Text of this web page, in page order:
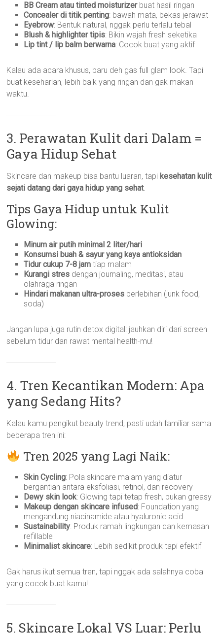
BB Cream atau tinted moisturizerbuat hasil ringan
Concealer di titik penting: bawah mata, bekas jerawat
Eyebrow: Bentuk natural, nggak perlu terlalu tebal
Blush & highlighter tipis: Bikin wajah fresh seketika
Lip tint / lip balm berwarna: Cocok buat yang aktif
Kalau ada acara khusus, baru deh gas full glam look. Tapi
buat keseharian, lebih baik yang ringan dan gak makan
waktu.
3. Perawatan Kulit dari Dalam =
Gaya Hidup Sehat
Skincare dan makeup bisa bantu luaran, tapi kesehatan kulit
sejati datang dari gaya hidup yang sehat.
Tips Gaya Hidup untuk Kulit
Glowing:
Minum air putih minimal 2 liter/hari
Konsumsi buah & sayur yang kaya antioksidan
Tidur cukup 7-8 jam tiap malam
Kurangi stres dengan journaling, meditasi, atau
olahraga ringan
Hindari makanan ultra-proses berlebihan (junk food,
soda)
Jangan lupa juga rutin detox digital: jauhkan diri dari screen
sebelum tidur dan rawat mental health-mu!
4. Tren Kecantikan Modern: Apa
yang Sedang Hits?
Kalau kamu pengikut beauty trend, pasti udah familiar sama
beberapa tren ini:
Tren 2025 yang Lagi Naik:
Skin Cycling: Pola skincare malam yang diatur
bergantian antara eksfoliasi, retinol, dan recovery
Dewy skin look: Glowing tapi tetap fresh, bukan greasy
Makeup dengan skincare infused: Foundation yang
mengandung niacinamide atau hyaluronic acid
Sustainability: Produk ramah lingkungan dan kemasan
refillable
Minimalist skincare: Lebih sedikit produk tapi efektif
Gak harus ikut semua tren, tapi nggak ada salahnya coba
yang cocok buat kamu!
5. Skincare Lokal VS Luar: Perlu